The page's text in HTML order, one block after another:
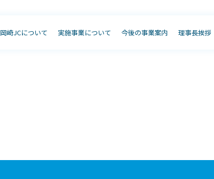
岡崎JCについて 実施事業について 今後の事業案内 理事長挨拶